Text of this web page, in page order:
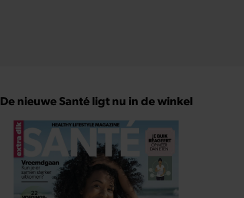
De nieuwe Santé ligt nu in de winkel